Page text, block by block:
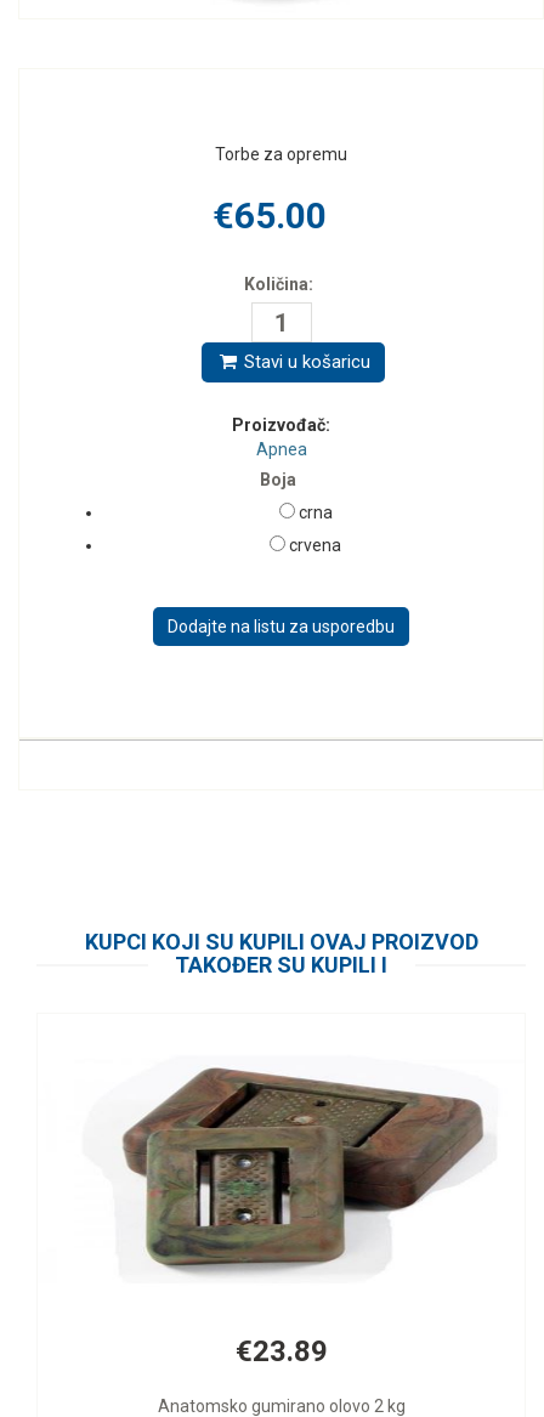
Torbe za opremu
€65.00
Količina:
Stavi u košaricu
Proizvođač:
Apnea
Boja
crna
crvena
KUPCI KOJI SU KUPILI OVAJ PROIZVOD
TAKOĐER SU KUPILI I
gumirano olovo 2 kg